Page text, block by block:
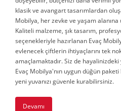
klasik ve avangart tasarımlardan
Mobilya, her zevke ve yaşam
Kaliteli malzeme, şık tasarım,
seçenekleriyle hazırlanan Evaç
evlenecek çiftlerin ihtiyaçlarını tek
amaçlamaktadır. Siz de
Evaç Mobilya'nın uygun düğün
yeni yuvanızı güvenle kurabilirsiniz.
Devamı